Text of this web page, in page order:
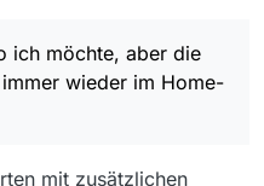
gerne eine mit allem
Ich kann es hinkopieren wo ich
landen doch immer
ich möchte, aber die
wieder im Home-
mit zusätzlichen